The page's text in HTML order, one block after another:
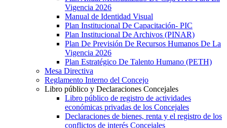
Vigencia 2026
Manual de Identidad Visual
Plan Institucional De Capacitación- PIC
Plan Institucional De Archivos (PINAR)
Plan De Previsión De Recursos Humanos De La
Vigencia 2026
Plan Estratégico De Talento Humano (PETH)
Mesa Directiva
Reglamento Interno del Concejo
Libro público y Declaraciones Concejales
Libro público de registro de actividades
económicas privadas de los Concejales
Declaraciones de bienes, renta y el registro de los
conflictos de interés Concejales